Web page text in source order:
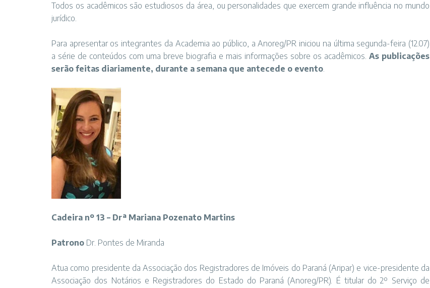
Todos os acadêmicos são estudiosos da área, ou personalidades que exercem grande influência no mundo
jurídico.
Para apresentar os integrantes da Academia ao público, a Anoreg/PR iniciou na última segunda-feira (12.07)
a série de conteúdos com uma breve biografia e mais informações sobre os acadêmicos. As publicações
serão feitas diariamente, durante a semana que antecede o evento.
Cadeira nº 13 – Drª Mariana Pozenato Martins
Patrono Dr. Pontes de Miranda
Atua como presidente da Associação dos Registradores de Imóveis do Paraná (Aripar) e vice-presidente da
Associação dos Notários e Registradores do Estado do Paraná (Anoreg/PR). É titular do 2º Serviço de